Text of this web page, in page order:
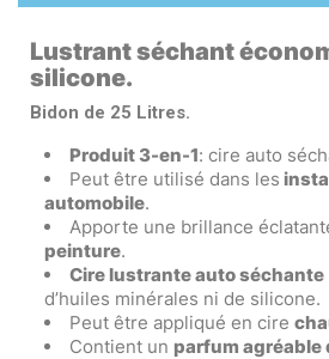
Lustrant séchant
silicone.
Bidon de 25 Litres.
Produit 3-en-1: cire auto
Peut être utilisé dans les
automobile.
Apporte une brillance
peinture.
Cire lustrante auto séchante
d’huiles minérales ni de silicone.
Peut être appliqué en cire
Contient un parfum agréable